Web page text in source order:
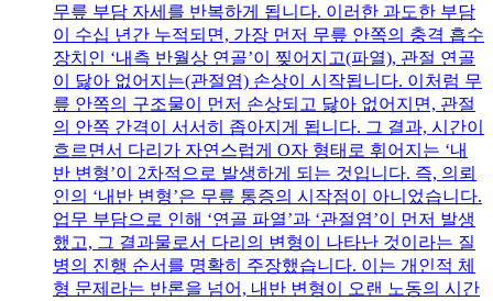
무릎 부담 자세를 반복하게 됩니다. 이러한 과도한 부담
이 수십 년간 누적되면, 가장 먼저 무릎 안쪽의 충격 흡수
장치인 ‘내측 반월상 연골’이 찢어지고(파열), 관절 연골
이 닳아 없어지는(관절염) 손상이 시작됩니다. 이처럼 무
릎 안쪽의 구조물이 먼저 손상되고 닳아 없어지면, 관절
의 안쪽 간격이 서서히 좁아지게 됩니다. 그 결과, 시간이
흐르면서 다리가 자연스럽게 O자 형태로 휘어지는 ‘내
반 변형’이 2차적으로 발생하게 되는 것입니다. 즉, 의뢰
인의 ‘내반 변형’은 무릎 통증의 시작점이 아니었습니다.
업무 부담으로 인해 ‘연골 파열’과 ‘관절염’이 먼저 발생
했고, 그 결과물로서 다리의 변형이 나타난 것이라는 질
병의 진행 순서를 명확히 주장했습니다. 이는 개인적 체
형 문제라는 반론을 넘어, 내반 변형이 오랜 노동의 시간